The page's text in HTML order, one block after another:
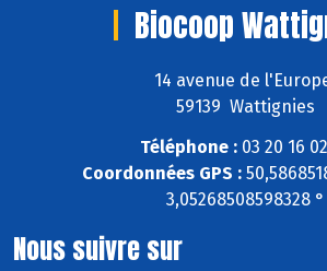
Biocoop
14 avenue de
59139 Wattignies
Téléphone : 03 20 16
Coordonnées GPS :
3,05268508598328 °
Nous suivre sur